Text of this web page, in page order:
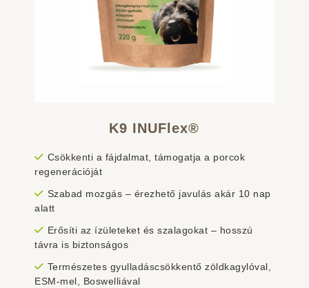
K9 INUFlex®
Csökkenti a fájdalmat, támogatja a porcok
regenerációját
Szabad mozgás – érezhető javulás akár 10 nap
alatt
Erősíti az ízületeket és szalagokat – hosszú
távra is biztonságos
Természetes gyulladáscsökkentő zöldkagylóval,
ESM-mel, Boswelliával